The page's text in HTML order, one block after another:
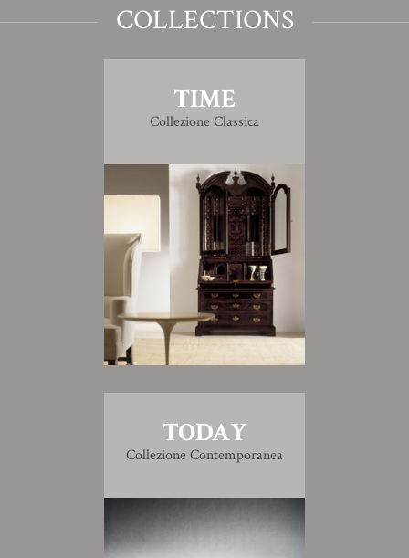
COLLECTIONS
TIME
Collezione Classica
TODAY
Collezione Contemporanea